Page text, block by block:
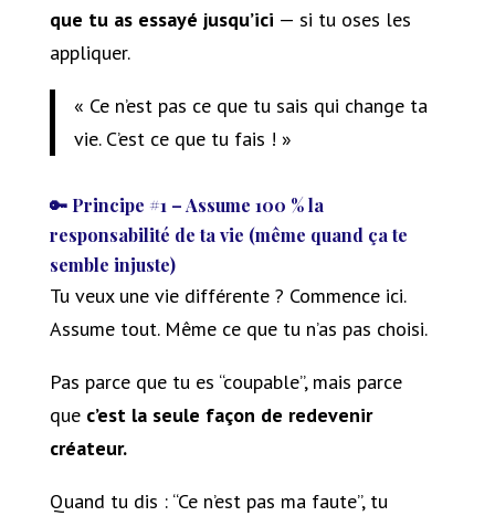
que tu as essayé jusqu’ici — si tu oses les
appliquer.
« Ce n’est pas ce que tu sais qui change ta
vie. C’est ce que tu fais ! »
🔑 Principe #1 – Assume 100 % la
responsabilité de ta vie (même quand ça te
semble injuste)
Tu veux une vie différente ? Commence ici.
Assume tout. Même ce que tu n’as pas choisi.
Pas parce que tu es “coupable”, mais parce
que c’est la seule façon de redevenir
créateur.
Quand tu dis : “Ce n’est pas ma faute”, tu